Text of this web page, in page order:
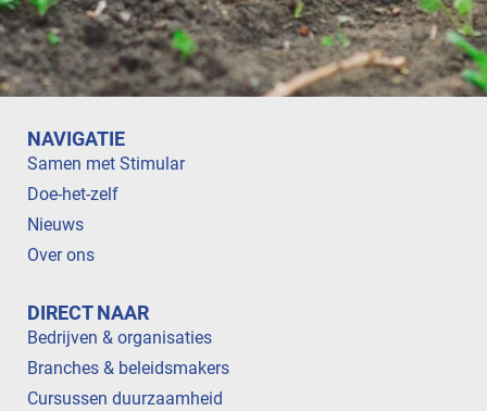
NAVIGATIE
Samen met Stimular
Doe-het-zelf
Nieuws
Over ons
DIRECT NAAR
Bedrijven & organisaties
Branches & beleidsmakers
Cursussen duurzaamheid